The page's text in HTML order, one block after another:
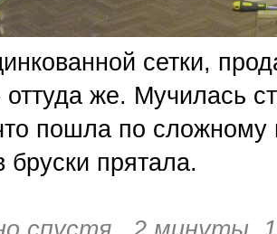
сетки,
оттуда же. Мучилась
пошла по
бруски прятала.